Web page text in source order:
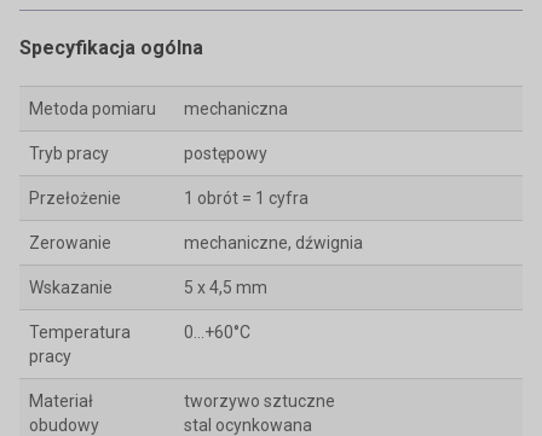
Specyfikacja ogólna
Metoda pomiaru mechaniczna
Tryb pracy postępowy
Przełożenie 1 obrót = 1 cyfra
Zerowanie mechaniczne, dźwignia
Wskazanie 5 x 4,5 mm
Temperatura
pracy
0...+60°C
Materiał
obudowy
tworzywo sztuczne
stal ocynkowana